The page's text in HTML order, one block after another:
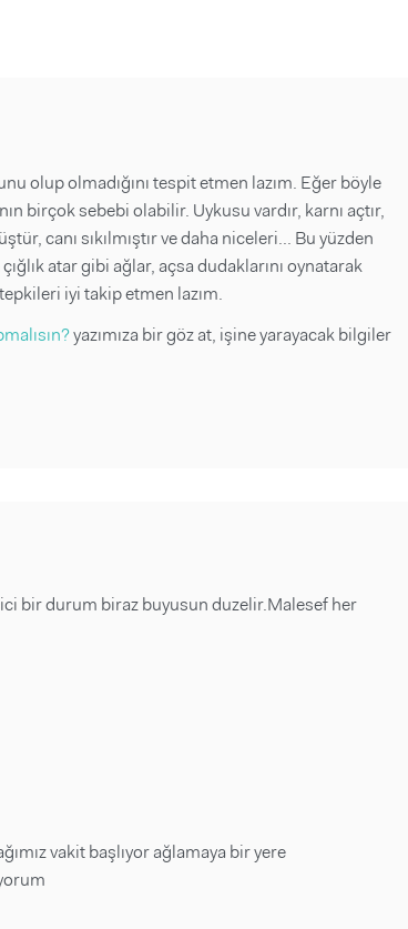
olup olmadığını tespit etmen lazım. Eğer böyle
birçok sebebi olabilir. Uykusu vardır, karnı açtır,
canı sıkılmıştır ve daha niceleri... Bu yüzden
atar gibi ağlar, açsa dudaklarını oynatarak
iyi takip etmen lazım.
yazımıza bir göz at, işine yarayacak bilgiler
bir durum biraz buyusun duzelir.Malesef her
vakit başlıyor ağlamaya bir yere